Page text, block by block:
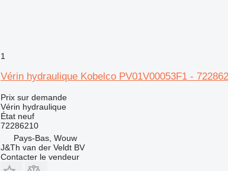
1
Vérin hydraulique Kobelco PV01V00053F1 -
Prix sur demande
Vérin hydraulique
Étatneuf
72286210
Pays-Bas, Wouw
J&Th van der Veldt BV
Contacter le vendeur